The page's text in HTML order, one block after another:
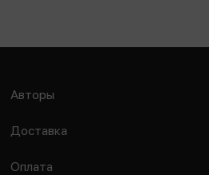
Авторы
Доставка
Оплата